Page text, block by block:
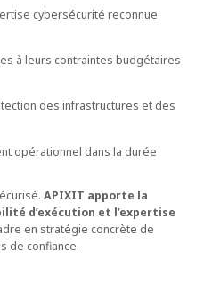
cybersécurité reconnue
à leurs contraintes budgétaires
des infrastructures et des
opérationnel dans la durée
APIXIT apporte la
d’exécution et l’expertise
en stratégie concrète de
de confiance.